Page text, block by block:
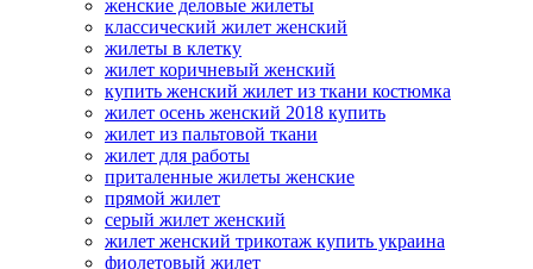
женские деловые жилеты
классический жилет женский
жилеты в клетку
жилет коричневый женский
купить женский жилет из ткани костюмка
жилет осень женский 2018 купить
жилет из пальтовой ткани
жилет для работы
приталенные жилеты женские
прямой жилет
серый жилет женский
жилет женский трикотаж купить украина
фиолетовый жилет